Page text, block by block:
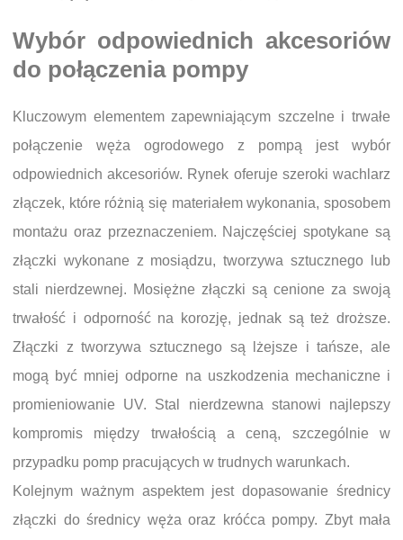
Wybór odpowiednich akcesoriów
do połączenia pompy
Kluczowym elementem zapewniającym szczelne i trwałe
połączenie węża ogrodowego z pompą jest wybór
odpowiednich akcesoriów. Rynek oferuje szeroki wachlarz
złączek, które różnią się materiałem wykonania, sposobem
montażu oraz przeznaczeniem. Najczęściej spotykane są
złączki wykonane z mosiądzu, tworzywa sztucznego lub
stali nierdzewnej. Mosiężne złączki są cenione za swoją
trwałość i odporność na korozję, jednak są też droższe.
Złączki z tworzywa sztucznego są lżejsze i tańsze, ale
mogą być mniej odporne na uszkodzenia mechaniczne i
promieniowanie UV. Stal nierdzewna stanowi najlepszy
kompromis między trwałością a ceną, szczególnie w
przypadku pomp pracujących w trudnych warunkach.
Kolejnym ważnym aspektem jest dopasowanie średnicy
złączki do średnicy węża oraz króćca pompy. Zbyt mała